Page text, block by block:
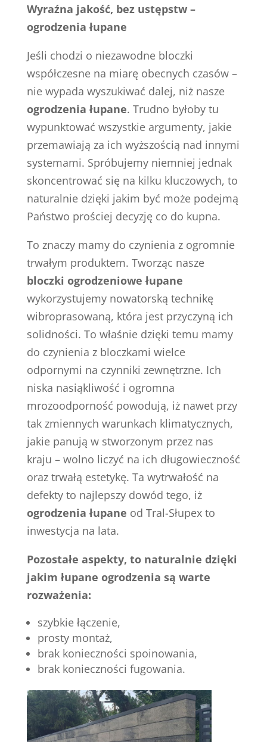
Wyraźna jakość, bez ustępstw –
ogrodzenia łupane
Jeśli chodzi o niezawodne bloczki
współczesne na miarę obecnych czasów –
nie wypada wyszukiwać dalej, niż nasze
ogrodzenia łupane. Trudno byłoby tu
wypunktować wszystkie argumenty, jakie
przemawiają za ich wyższością nad innymi
systemami. Spróbujemy niemniej jednak
skoncentrować się na kilku kluczowych, to
naturalnie dzięki jakim być może podejmą
Państwo prościej decyzję co do kupna.
To znaczy mamy do czynienia z ogromnie
trwałym produktem. Tworząc nasze
bloczki ogrodzeniowe łupane
wykorzystujemy nowatorską technikę
wibroprasowaną, która jest przyczyną ich
solidności. To właśnie dzięki temu mamy
do czynienia z bloczkami wielce
odpornymi na czynniki zewnętrzne. Ich
niska nasiąkliwość i ogromna
mrozoodporność powodują, iż nawet przy
tak zmiennych warunkach klimatycznych,
jakie panują w stworzonym przez nas
kraju – wolno liczyć na ich długowieczność
oraz trwałą estetykę. Ta wytrwałość na
defekty to najlepszy dowód tego, iż
ogrodzenia łupane od Tral-Słupex to
inwestycja na lata.
Pozostałe aspekty, to naturalnie dzięki
jakim łupane ogrodzenia są warte
rozważenia:
szybkie łączenie,
prosty montaż,
brak konieczności spoinowania,
brak konieczności fugowania.